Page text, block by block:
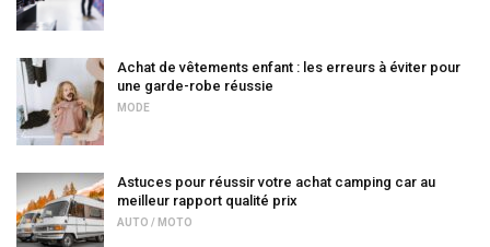
Achat de vêtements enfant : les erreurs à éviter pour
une garde-robe réussie
MODE
Astuces pour réussir votre achat camping car au
meilleur rapport qualité prix
AUTO / MOTO